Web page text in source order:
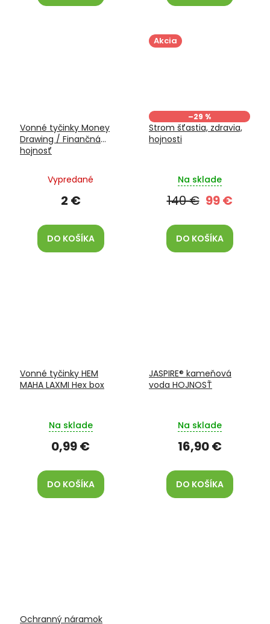
Vonné tyčinky Money
Drawing / Finančná
hojnosť
Vypredané
2 €
DO KOŠÍKA
Akcia
–29 %
Strom šťastia, zdravia,
hojnosti
Na sklade
99 €
140 €
DO KOŠÍKA
Vonné tyčinky HEM
MAHA LAXMI Hex box
Na sklade
0,99 €
DO KOŠÍKA
JASPIRE® kameňová
voda HOJNOSŤ
Na sklade
16,90 €
DO KOŠÍKA
Ochranný náramok